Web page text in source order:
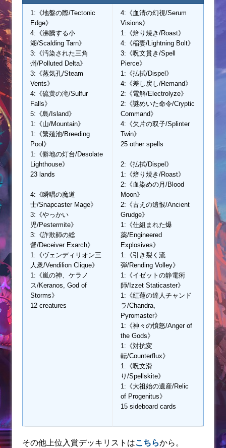
1:《地盤の際/Tectonic
Edge》
4:《沸騰する小
湖/Scalding Tarn》
3:《汚染された三角
州/Polluted Delta》
3:《蒸気孔/Steam
Vents》
4:《硫黄の滝/Sulfur
Falls》
5:《島/Island》
1:《山/Mountain》
1:《繁殖池/Breeding
Pool》
1:《僻地の灯台/Desolate
Lighthouse》
23 lands
4:《瞬唱の魔道
士/Snapcaster Mage》
3:《やっかい
児/Pestermite》
3:《詐欺師の総
督/Deceiver Exarch》
1:《ヴェンディリオン三
人衆/Vendilion Clique》
1:《嵐の神、ケラノ
ス/Keranos, God of
Storms》
12 creatures
4:《血清の幻視/Serum
Visions》
1:《焙り焼き/Roast》
4:《稲妻/Lightning Bolt》
3:《呪文貫き/Spell
Pierce》
1:《払拭/Dispel》
4:《差し戻し/Remand》
2:《電解/Electrolyze》
2:《謎めいた命令/Cryptic
Command》
4:《欠片の双子/Splinter
Twin》
25 other spells
2:《払拭/Dispel》
1:《焙り焼き/Roast》
2:《血染めの月/Blood
Moon》
2:《古えの遺恨/Ancient
Grudge》
1:《仕組まれた爆
薬/Engineered
Explosives》
1:《引き裂く流
弾/Rending Volley》
1:《イゼットの静電術
師/Izzet Staticaster》
1:《紅蓮の達人チャンド
ラ/Chandra,
Pyromaster》
1:《神々の憤怒/Anger of
the Gods》
1:《対抗変
転/Counterflux》
1:《呪文滑
り/Spellskite》
1:《大祖始の遺産/Relic
of Progenitus》
15 sideboard cards
その他上位入賞デッキリストはこちらから。